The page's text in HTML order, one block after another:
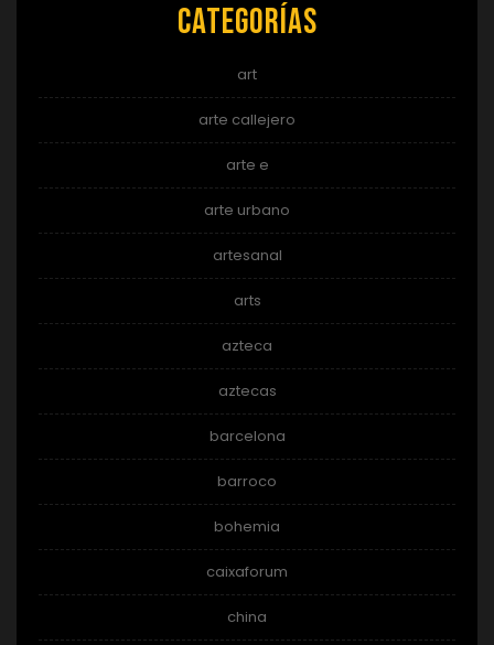
Categorías
art
arte callejero
arte e
arte urbano
artesanal
arts
azteca
aztecas
barcelona
barroco
bohemia
caixaforum
china